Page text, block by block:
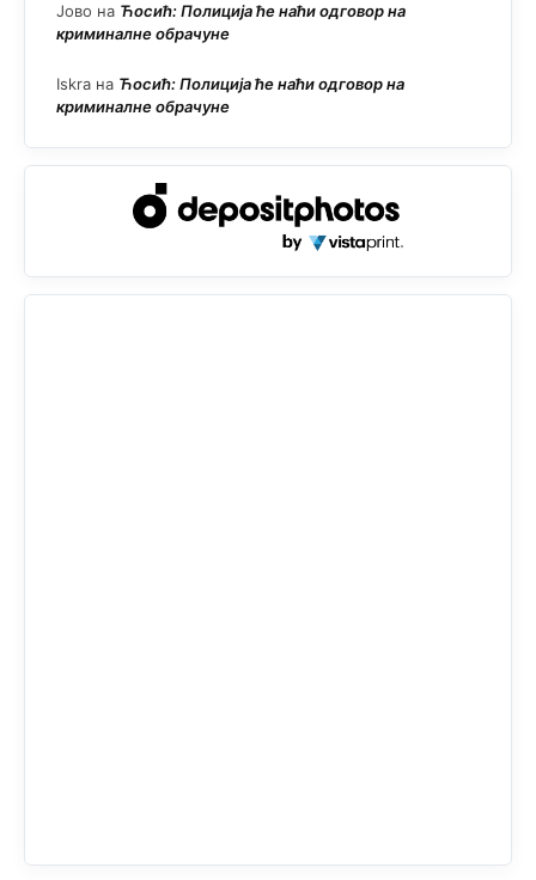
Јово на Ћосић: Полиција ће наћи одговор на
криминалне обрачуне
Iskra на Ћосић: Полиција ће наћи одговор на
криминалне обрачуне